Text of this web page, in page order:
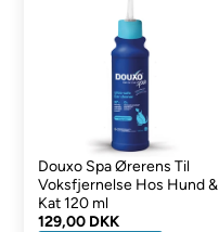
Douxo Spa Ørerens Til
Voksfjernelse Hos Hund &
Kat 120 ml
129,00 DKK